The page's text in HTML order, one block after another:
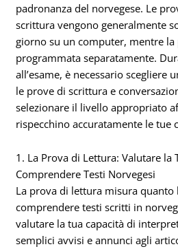
padronanza del norvegese. Le
scrittura vengono generalmente
giorno su un computer, mentre la
programmata separatamente.
all’esame, è necessario
le prove di scrittura e
selezionare il livello appropriato
rispecchino accuratamente le tue
1. La Prova di Lettura: Valutare la
Comprendere Testi Norvegesi
La prova di lettura misura quanto
comprendere testi scritti in
valutare la tua capacità di
semplici avvisi e annunci agli